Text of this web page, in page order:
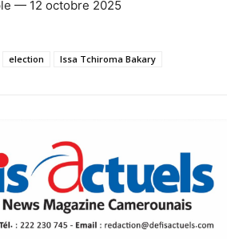
— 12 octobre 2025
election Issa Tchiroma Bakary